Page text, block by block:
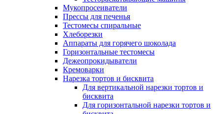
Мукопросеиватели
Прессы для печенья
Тестомесы спиральные
Хлеборезки
Аппараты для горячего шоколада
Горизонтальные тестомесы
Дежеопрокидыватели
Кремоварки
Нарезка тортов и бисквита
Для вертикальной нарезки тортов и
бисквита
Для горизонтальной нарезки тортов и